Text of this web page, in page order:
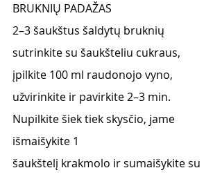
BRUKNIŲ PADAŽAS
2–3 šaukštus šaldytų bruknių
sutrinkite su šaukšteliu cukraus,
įpilkite 100 ml raudonojo vyno,
užvirinkite ir pavirkite 2–3 min.
Nupilkite šiek tiek skysčio, jame
išmaišykite 1
šaukštelį krakmolo ir sumaišykite su